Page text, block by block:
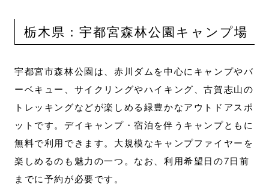
栃木県：宇都宮森林公園キャンプ場
宇都宮市森林公園は、赤川ダムを中心にキャンプやバ
ーベキュー、サイクリングやハイキング、古賀志山の
トレッキングなどが楽しめる緑豊かなアウトドアスポ
ットです。デイキャンプ・宿泊を伴うキャンプともに
無料で利用できます。大規模なキャンプファイヤーを
楽しめるのも魅力の一つ。なお、利用希望日の7日前
までに予約が必要です。